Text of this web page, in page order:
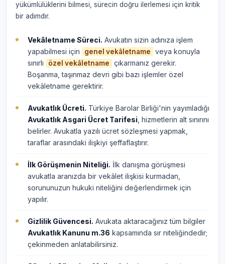
yükümlülüklerini bilmesi, sürecin doğru ilerlemesi için kritik
bir adımdır.
Vekâletname Süreci. Avukatın sizin adınıza işlem
yapabilmesi için
genel vekâletname
veya konuyla
sınırlı
özel vekâletname
çıkarmanız gerekir.
Boşanma, taşınmaz devri gibi bazı işlemler özel
vekâletname gerektirir.
Avukatlık Ücreti. Türkiye Barolar Birliği'nin yayımladığı
Avukatlık Asgari Ücret Tarifesi , hizmetlerin alt sınırını
belirler. Avukatla yazılı ücret sözleşmesi yapmak,
taraflar arasındaki ilişkiyi şeffaflaştırır.
İlk Görüşmenin Niteliği. İlk danışma görüşmesi
avukatla aranızda bir vekâlet ilişkisi kurmadan,
sorununuzun hukuki niteliğini değerlendirmek için
yapılır.
Gizlilik Güvencesi. Avukata aktaracağınız tüm bilgiler
Avukatlık Kanunu m.36 kapsamında sır niteliğindedir;
çekinmeden anlatabilirsiniz.